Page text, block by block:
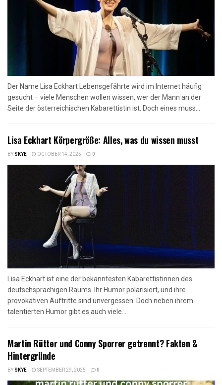
Der Name Lisa Eckhart Lebensgefährte wird im Internet häufig
gesucht – viele Menschen wollen wissen, wer der Mann an der
Seite der österreichischen Kabarettistin ist. Doch eines muss...
Lisa Eckhart Körpergröße: Alles, was du wissen musst
BYSKYE OCTOBER 14, 2025 0
Lisa Eckhart ist eine der bekanntesten Kabarettistinnen des
deutschsprachigen Raums. Ihr Humor polarisiert, und ihre
provokativen Auftritte sind unvergessen. Doch neben ihrem
talentierten Humor gibt es auch viele...
Martin Rütter und Conny Sporrer getrennt? Fakten &
Hintergründe
BYSKYE SEPTEMBER 29, 2025 0